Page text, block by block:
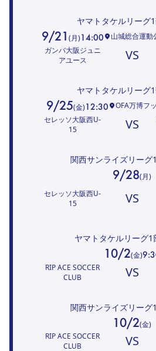
ヤマトタケルリーグ
9/21 (月)14:00 山城総合運動
VS
ガンバ大阪ジュニ
アユース
ヤマトタケルリーグ
9/25(金)12:30 OFA万博フ
セレッソ大阪西U-
15
VS
関西サンライズリーグ
9/28(月)
セレッソ大阪西U-
15
VS
ヤマトタケルリーグ1
10/2(金)
VS
RIP ACE SOCCER
CLUB
関西サンライズリーグ
10/2(金)
VS
RIP ACE SOCCER
CLUB